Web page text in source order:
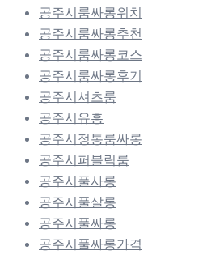
공주시룸싸롱위치
공주시룸싸롱추천
공주시룸싸롱코스
공주시룸싸롱후기
공주시셔츠룸
공주시유흥
공주시정통룸싸롱
공주시퍼블릭룸
공주시풀사롱
공주시풀살롱
공주시풀싸롱
공주시풀싸롱가격